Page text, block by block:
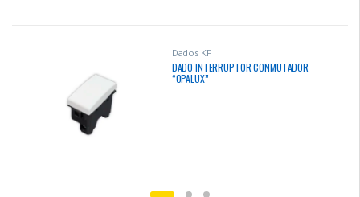
Dados KF
DADO INTERRUPTOR CONMUTADOR
“OPALUX”